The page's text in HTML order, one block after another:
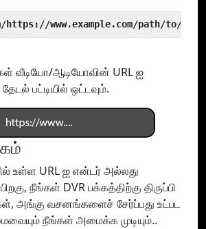
https://www.example.com/path/to/
வீடியோ/ஆடியோவின் URL ஐ
பட்டியில் ஒட்டவும்.
உள்ள URL ஐ என்டர் அல்லது
நீங்கள் DVR பக்கத்திற்கு திருப்பி
அங்கு வசனங்களைச் சேர்ப்பது உட்பட
நீங்கள் அமைக்க முடியும்..